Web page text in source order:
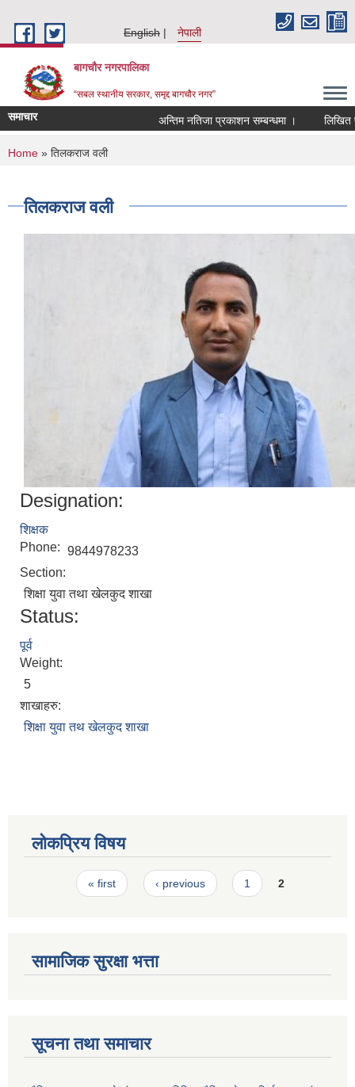
English
नेपाली
बागचौर नगरपालिका
“सबल स्थानीय सरकार, समृद्द बागचौर नगर”
समाचार अन्तिम नतिजा प्रकाशन सम्बन्धमा । लिखित
You are here
Home » तिलकराज वली
तिलकराज वली
Designation:
शिक्षक
Phone: 9844978233
Section:
शिक्षा युवा तथा खेलकुद शाखा
Status:
पूर्व
Weight:
5
शाखाहरु:
शिक्षा युवा तथ खेलकुद शाखा
लोकप्रिय विषय
Pages« first ‹ previous 1 2
सामाजिक सुरक्षा भत्ता
सूचना तथा समाचार